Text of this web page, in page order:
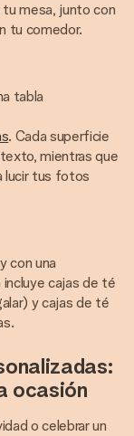
mesa, junto con
tu comedor.
tabla
. Cada superficie
mientras que
lucir tus fotos
con una
cajas de té
y cajas de té
ocasión
o celebrar un